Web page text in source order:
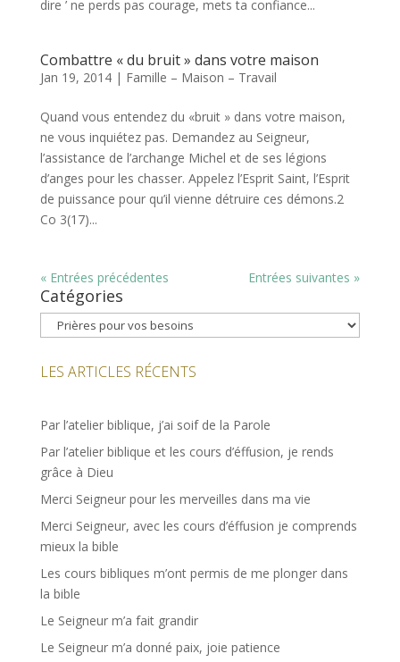
dire ’ ne perds pas courage, mets ta confiance...
Combattre « du bruit » dans votre maison
Jan 19, 2014| Famille – Maison – Travail
Quand vous entendez du «bruit » dans votre maison,
ne vous inquiétez pas. Demandez au Seigneur,
l’assistance de l’archange Michel et de ses légions
d’anges pour les chasser. Appelez l’Esprit Saint, l’Esprit
de puissance pour qu’il vienne détruire ces démons.2
Co 3(17)...
« Entrées précédentes Entrées suivantes »
Catégories
Catégories
LES ARTICLES RÉCENTS
Par l’atelier biblique, j’ai soif de la Parole
Par l’atelier biblique et les cours d’éffusion, je rends
grâce à Dieu
Merci Seigneur pour les merveilles dans ma vie
Merci Seigneur, avec les cours d’éffusion je comprends
mieux la bible
Les cours bibliques m’ont permis de me plonger dans
la bible
Le Seigneur m’a fait grandir
Le Seigneur m’a donné paix, joie patience